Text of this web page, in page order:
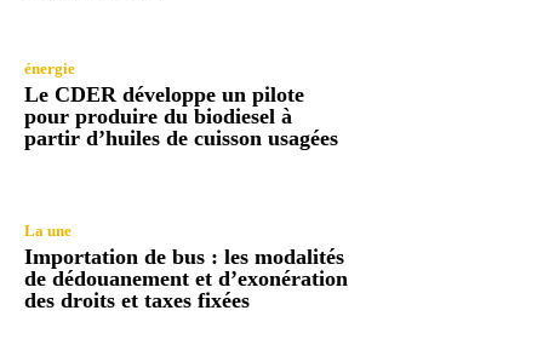
énergie
Le CDER développe un pilote
pour produire du biodiesel à
partir d’huiles de cuisson usagées
La une
Importation de bus : les modalités
de dédouanement et d’exonération
des droits et taxes fixées